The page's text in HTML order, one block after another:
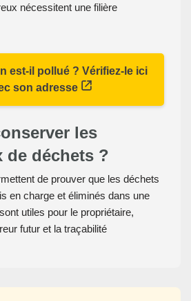
nécessitent une filière
est-il pollué ? Vérifiez-le ici
son adresse
les
de déchets ?
de prouver que les déchets
en charge et éliminés dans une
utiles pour le propriétaire,
futur et la traçabilité